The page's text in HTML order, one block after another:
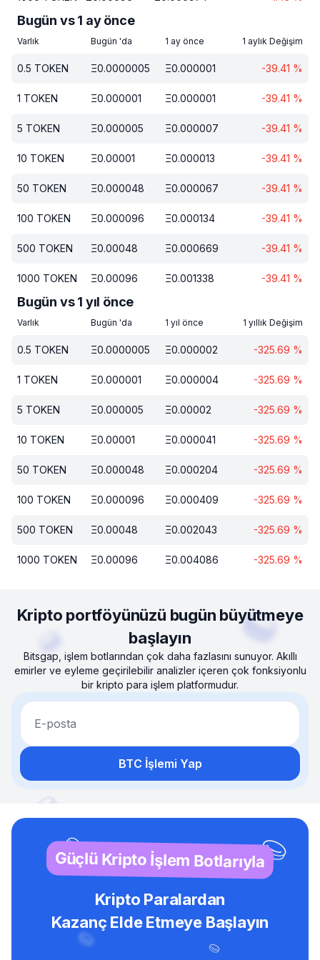
Bugün vs 1 ay önce
Varlık Bugün 'da 1 ay önce 1 aylık Değişim
0.5 TOKEN Ξ0.0000005 Ξ0.000001 -39.41 %
1 TOKEN Ξ0.000001 Ξ0.000001 -39.41 %
5 TOKEN Ξ0.000005 Ξ0.000007 -39.41 %
10 TOKEN Ξ0.00001 Ξ0.000013 -39.41 %
50 TOKEN Ξ0.000048 Ξ0.000067 -39.41 %
100 TOKEN Ξ0.000096 Ξ0.000134 -39.41 %
500 TOKEN Ξ0.00048 Ξ0.000669 -39.41 %
1000 TOKEN Ξ0.00096 Ξ0.001338 -39.41 %
Bugün vs 1 yıl önce
Varlık Bugün 'da 1 yıl önce 1 yıllık Değişim
0.5 TOKEN Ξ0.0000005 Ξ0.000002 -325.69 %
1 TOKEN Ξ0.000001 Ξ0.000004 -325.69 %
5 TOKEN Ξ0.000005 Ξ0.00002 -325.69 %
10 TOKEN Ξ0.00001 Ξ0.000041 -325.69 %
50 TOKEN Ξ0.000048 Ξ0.000204 -325.69 %
100 TOKEN Ξ0.000096 Ξ0.000409 -325.69 %
500 TOKEN Ξ0.00048 Ξ0.002043 -325.69 %
1000 TOKEN Ξ0.00096 Ξ0.004086 -325.69 %
Kripto portföyünüzü bugün büyütmeye
başlayın
Bitsgap, işlem botlarından çok daha fazlasını sunuyor. Akıllı
emirler ve eyleme geçirilebilir analizler içeren çok fonksiyonlu
bir kripto para işlem platformudur.
E-posta
BTC İşlemi Yap
Güçlü Kripto İşlem Botlarıyla
Kripto Paralardan
Kazanç Elde Etmeye Başlayın